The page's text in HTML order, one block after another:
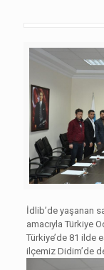
İdlib’de yaşanan
amacıyla Türkiye
Türkiye’de 81 ilde
ilçemiz Didim’de